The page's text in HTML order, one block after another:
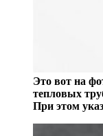
Это вот на
тепловых
При этом